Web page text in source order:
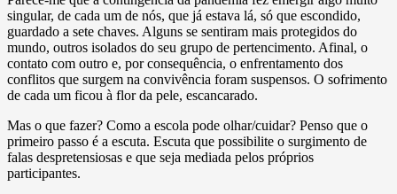
singular, de cada um de nós, que já estava lá, só que escondido,
guardado a sete chaves. Alguns se sentiram mais protegidos do
mundo, outros isolados do seu grupo de pertencimento. Afinal, o
contato com outro e, por consequência, o enfrentamento dos
conflitos que surgem na convivência foram suspensos. O sofrimento
de cada um ficou à flor da pele, escancarado.
Mas o que fazer? Como a escola pode olhar/cuidar? Penso que o
primeiro passo é a escuta. Escuta que possibilite o surgimento de
falas despretensiosas e que seja mediada pelos próprios
participantes.